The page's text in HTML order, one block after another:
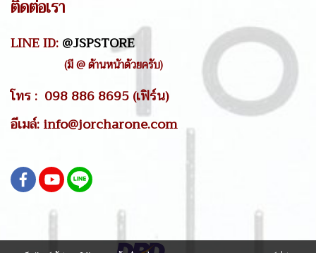
ติดต่อเรา
LINE ID:@JSPSTORE
(มี @ ด้านหน้าด้วยครับ)
โทร : 098 886 8695 (เฟิร์น)
อีเมล์: info@jorcharone.com